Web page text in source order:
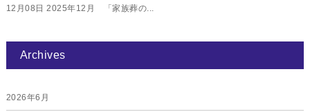
12月08日 2025年12月 「家族葬の...
Archives
2026年6月